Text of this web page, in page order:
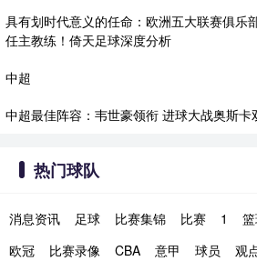
具有划时代意义的任命：欧洲五大联赛俱乐
任主教练！倚天足球深度分析
中超
中超最佳阵容：韦世豪领衔 进球大战奥斯卡
热门球队
消息资讯 足球 比赛集锦 比赛 1
欧冠
比赛录像 CBA 意甲 球员
观